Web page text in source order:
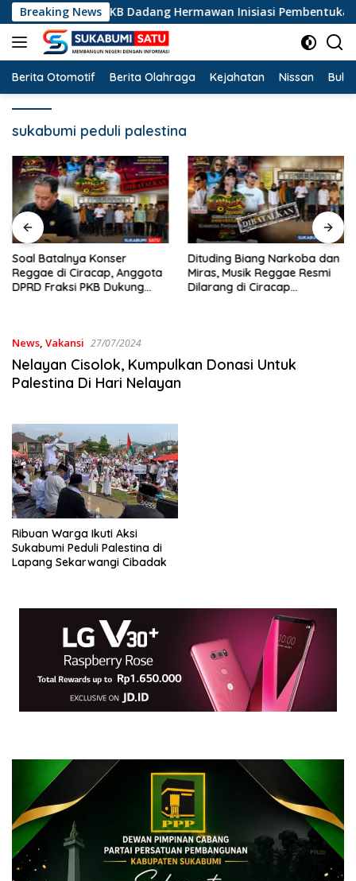
Langsung
ke
konten
Breaking News
PKB Dadang Hermawan Inisiasi Pembentukan
Berita Otomotif Berita Olahraga Kejahatan Nissan
sukabumi peduli palestina
Soal Batalnya Konser
Reggae di Ciracap, Anggota
DPRD Fraksi PKB Dukung
Dituding Biang Narkoba dan
Miras, Musik Reggae Resmi
Dilarang di Ciracap
News, Vakansi 27/07/2024
Nelayan Cisolok, Kumpulkan Donasi Untuk
Palestina Di Hari Nelayan
Ribuan Warga Ikuti Aksi
Sukabumi Peduli Palestina di
Lapang Sekarwangi Cibadak